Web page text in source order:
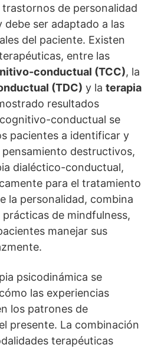
de personalidad
debe ser adaptado a las
del paciente. Existen
entre las
conductual (TCC), la
(TDC) y la terapia
resultados
conductual se
pacientes a identificar y
destructivos,
dialéctico-conductual,
para el tratamiento
la personalidad, combina
de mindfulness,
manejar sus
psicodinámica se
las experiencias
los patrones de
presente. La combinación
terapéuticas